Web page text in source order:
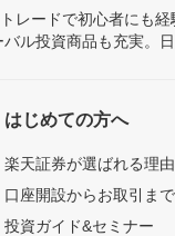
レードで初心者にも
ル投資商品も充実。
はじめての方へ
楽天証券が選ばれる理由
口座開設からお取引ま
投資ガイド&セミナー